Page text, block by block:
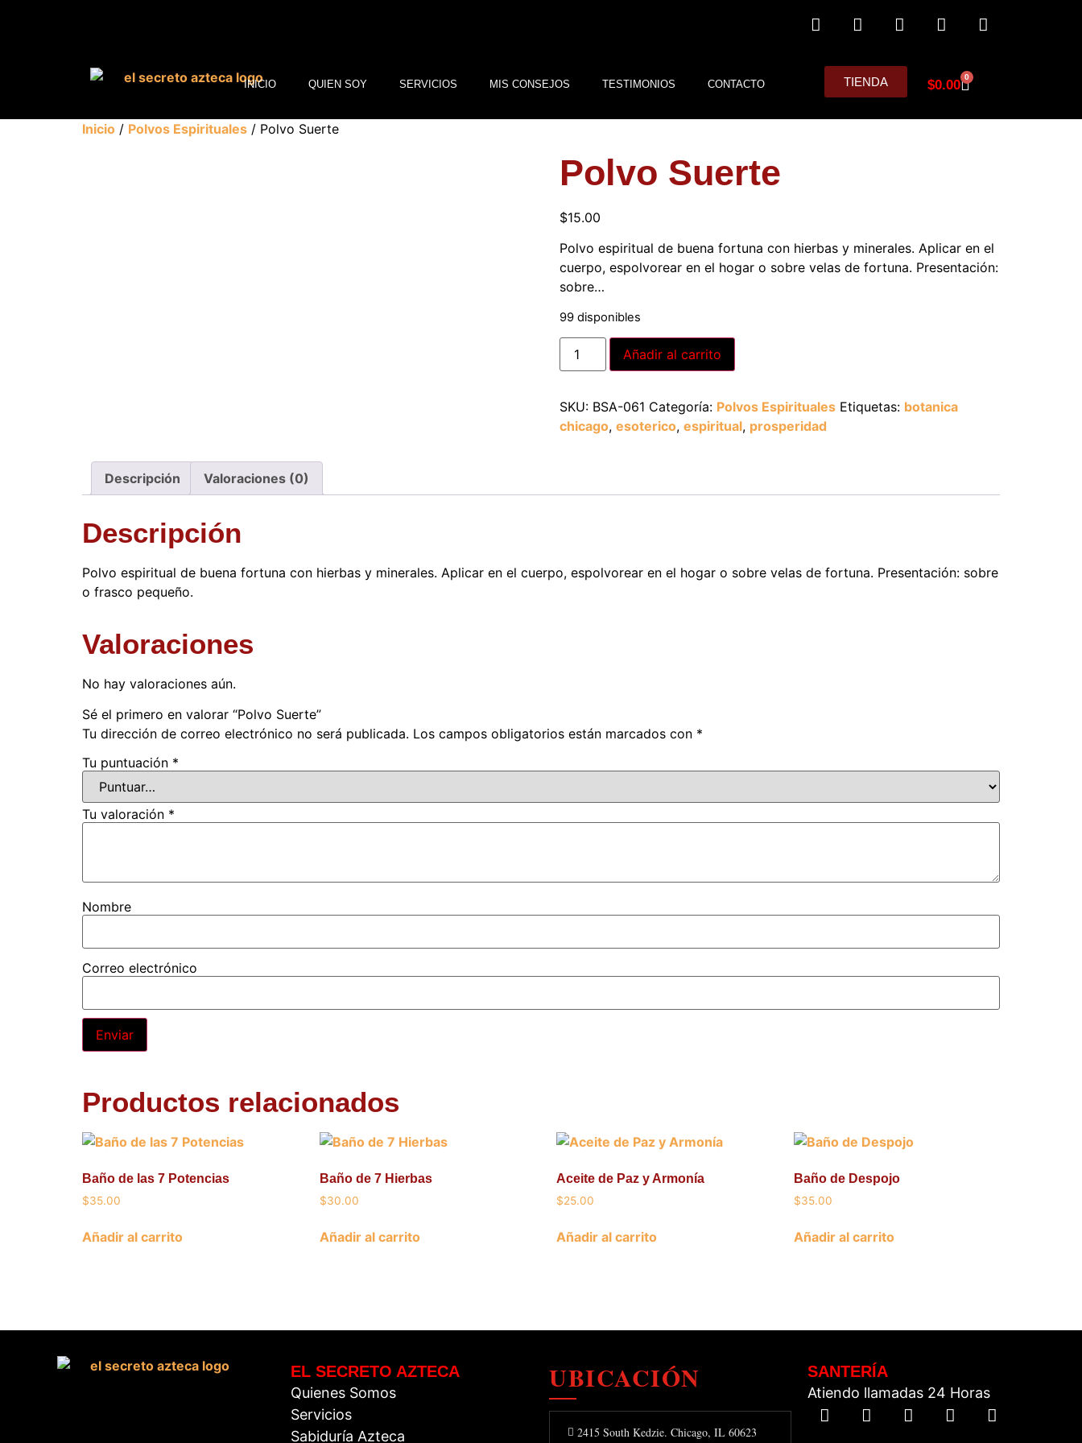
INICIO QUIEN SOY SERVICIOS MIS CONSEJOS TESTIMONIOS CONTACTO TIENDA $0.00 0
Inicio / Polvos Espirituales / Polvo Suerte
Polvo Suerte
$15.00
Polvo espiritual de buena fortuna con hierbas y minerales. Aplicar en el
cuerpo, espolvorear en el hogar o sobre velas de fortuna. Presentación:
sobre…
99 disponibles
Añadir al carrito
SKU: BSA-061 Categoría: Polvos Espirituales Etiquetas: botanica
chicago, esoterico, espiritual, prosperidad
Descripción Valoraciones (0)
Descripción
Polvo espiritual de buena fortuna con hierbas y minerales. Aplicar en el cuerpo, espolvorear en el hogar o sobre velas de fortuna. Presentación: sobre
o frasco pequeño.
Valoraciones
No hay valoraciones aún.
Sé el primero en valorar “Polvo Suerte”
Tu dirección de correo electrónico no será publicada. Los campos obligatorios están marcados con *
Tu puntuación *
Tu valoración *
Nombre
Correo electrónico
Productos relacionados
Baño de las 7 Potencias
$35.00
Añadir al carrito
Baño de 7 Hierbas
$30.00
Añadir al carrito
Aceite de Paz y Armonía
$25.00
Añadir al carrito
Baño de Despojo
$35.00
Añadir al carrito
EL SECRETO AZTECA
Quienes Somos
Servicios
Sabiduría Azteca
UBICACIÓN
2415 South Kedzie. Chicago, IL 60623
SANTERÍA
Atiendo llamadas 24 Horas